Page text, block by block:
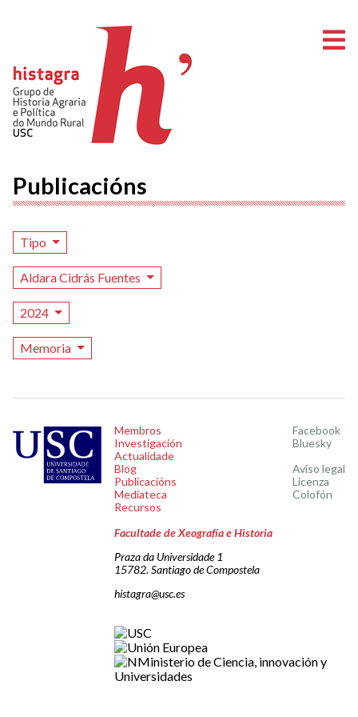
Publicacións
Tipo
Aldara Cidrás Fuentes
2024
Memoria
Membros
Investigación
Actualidade
Blog
Publicacións
Mediateca
Recursos
Facebook
Bluesky
Aviso legal
Licenza
Colofón
Facultade de Xeografía e Historia
Praza da Universidade 1
15782. Santiago de Compostela
histagra@usc.es